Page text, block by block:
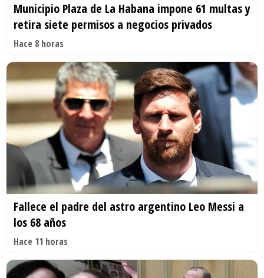
Municipio Plaza de La Habana impone 61 multas y
retira siete permisos a negocios privados
Hace 8 horas
Fallece el padre del astro argentino Leo Messi a
los 68 años
Hace 11 horas